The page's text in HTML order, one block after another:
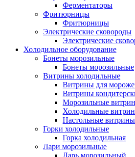
Ферментаторы
Фритюрницы
Фритюрницы
Электрические сковороды
Электрические
Холодильное оборудование
Бонеты морозильные
Бонеты морозильные
Витрины холодильные
Витрины для
Витрины
Морозильные
Холодильные
Настольные витрины
Горки холодильные
Горка холодильная
Лари морозильные
Ларь морозильный